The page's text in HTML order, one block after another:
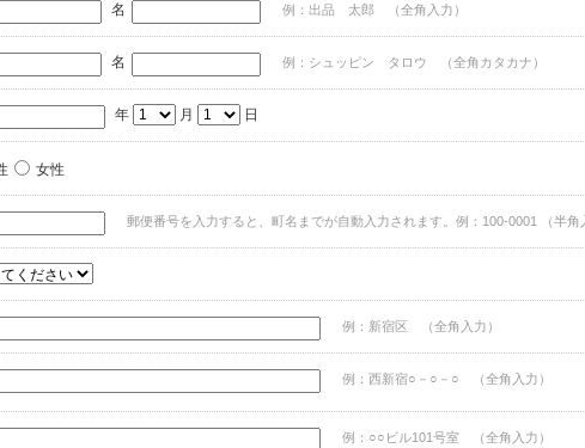
名 例：出品 太郎 （全角入力）
名 例：シュッピン タロウ （全角カタカナ）
年 月 日
女性
郵便番号を入力すると、町名までが自動入力されます。例：100-0001 （半角
例：新宿区 （全角入力）
例：西新宿○－○－○ （全角入力）
例：○○ビル101号室 （全角入力）